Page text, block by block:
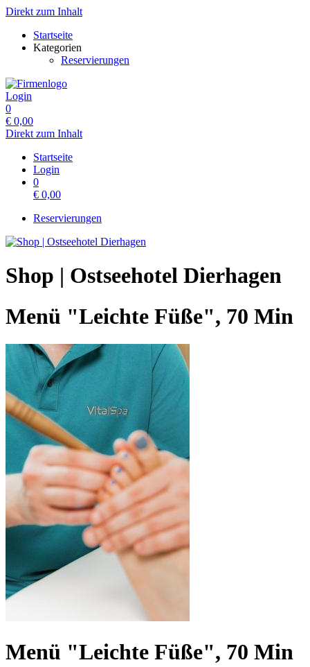
Direkt zum Inhalt
Startseite
Kategorien
Reservierungen
Login
0
€ 0,00
Direkt zum Inhalt
Startseite
Login
0
€ 0,00
Reservierungen
Shop | Ostseehotel Dierhagen
Menü "Leichte Füße", 70 Min
Menü "Leichte Füße", 70 Min